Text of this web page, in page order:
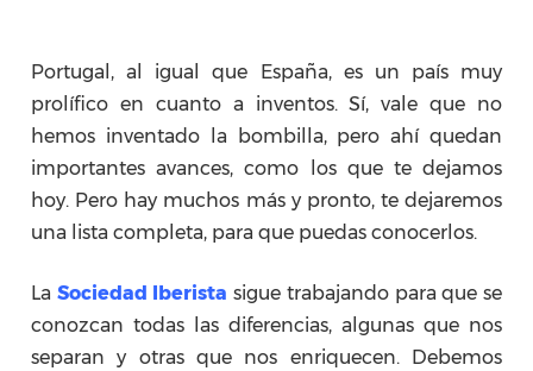
Portugal, al igual que España, es un país muy
prolífico en cuanto a inventos. Sí, vale que no
hemos inventado la bombilla, pero ahí quedan
importantes avances, como los que te dejamos
hoy. Pero hay muchos más y pronto, te dejaremos
una lista completa, para que puedas conocerlos.
La Sociedad Iberista sigue trabajando para que se
conozcan todas las diferencias, algunas que nos
separan y otras que nos enriquecen. Debemos